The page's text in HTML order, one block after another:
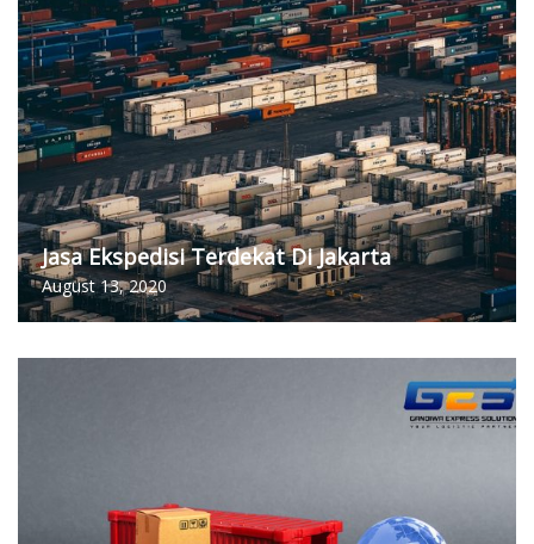
Jasa Ekspedisi Terdekat Di Jakarta
August 13, 2020